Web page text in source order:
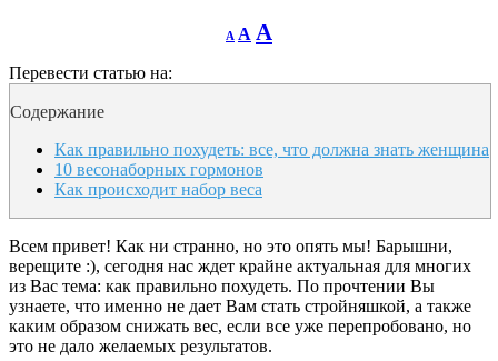
A
Decrease
font
A Reset
font
A
size.
Перевести статью на:
Содержание
Как правильно похудеть: все, что должна знать женщина
10 весонаборных гормонов
Как происходит набор веса
Всем привет! Как ни странно, но это опять мы! Барышни,
верещите :), сегодня нас ждет крайне актуальная для многих
из Вас тема: как правильно похудеть. По прочтении Вы
узнаете, что именно не дает Вам стать стройняшкой, а также
каким образом снижать вес, если все уже перепробовано, но
это не дало желаемых результатов.